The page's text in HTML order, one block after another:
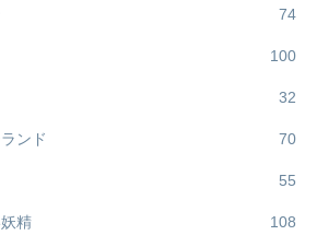
74
100
32
ンド 70
55
精 108